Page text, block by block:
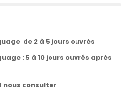
de 2 à 5 jours ouvrés
: 5 à 10 jours ouvrés après
nous consulter